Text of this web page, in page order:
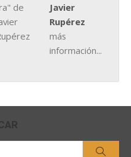
Javier
Rupérez
más
información...